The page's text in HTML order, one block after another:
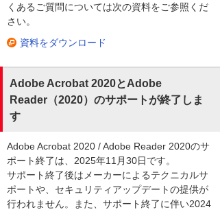
くあるご質問については次の資料をご参照くだ
さい。
資料をダウンロード
Adobe Acrobat 2020とAdobe
Reader（2020）のサポートが終了しま
す
Adobe Acrobat 2020 / Adobe Reader 2020のサ
ポート終了は、2025年11月30日です。
サポート終了後はメーカーによるテクニカルサ
ポートや、セキュリティアップデートの提供が
行われません。また、サポート終了に伴い2024